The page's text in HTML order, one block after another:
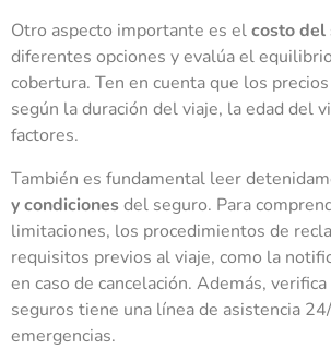
Otro aspecto importante es elcosto del
diferentes opciones y evalúa el
cobertura. Ten en cuenta que los
según la duración del viaje, la edad del
factores.
También es fundamental leer
y condicionesdel seguro. Para
limitaciones, los procedimientos de
requisitos previos al viaje, como la
en caso de cancelación. Además,
seguros tiene una línea de asistencia
emergencias.